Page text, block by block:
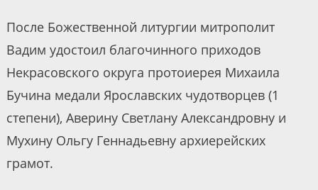
После Божественной литургии митрополит
Вадим удостоил благочинного приходов
Некрасовского округа протоиерея Михаила
Бучина медали Ярославских чудотворцев (1
степени), Аверину Светлану Александровну и
Мухину Ольгу Геннадьевну архиерейских
грамот.